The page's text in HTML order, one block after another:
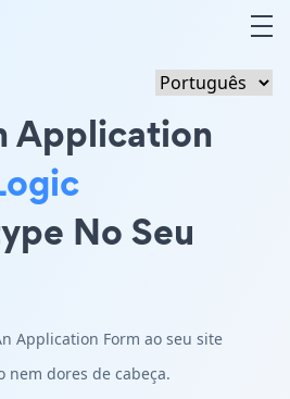
Application
No Seu
Application Form ao seu site
nem dores de cabeça.